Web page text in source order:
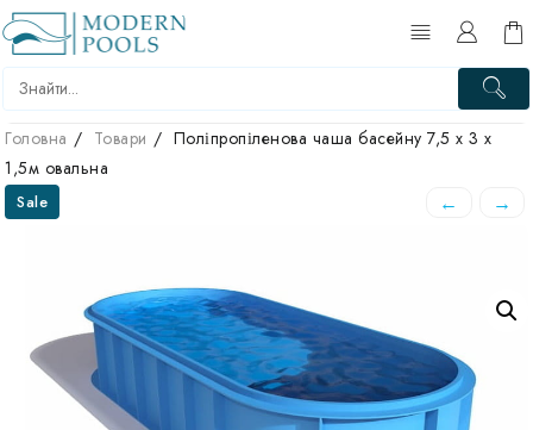
Головна Товари
Поліпропіленова чаша басейну 7,5 х 3 х
1,5м овальна
← →
Sale